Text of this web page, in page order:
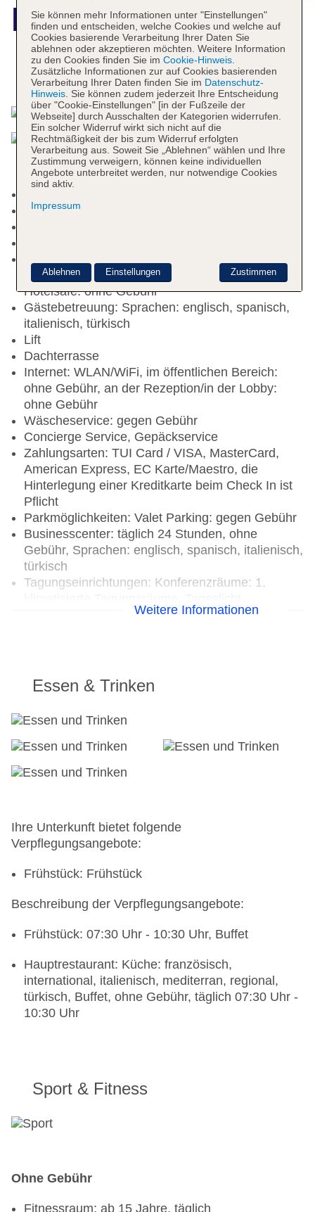
Fer Hotel Istanbul
Das bietet Ihre Unterkunft
Check-in Zeit ab 15:00 Uhr
englisch, spanisch, italienisch, türkisch,
Hotelsafe: ohne Gebühr
Gästebetreuung: Sprachen: englisch, spanisch,
italienisch, türkisch
Lift
Dachterrasse
Internet: WLAN/WiFi, im öffentlichen Bereich:
ohne Gebühr, an der Rezeption/in der Lobby:
ohne Gebühr
Wäscheservice: gegen Gebühr
Concierge Service, Gepäckservice
Zahlungsarten: TUI Card / VISA, MasterCard,
American Express, EC Karte/Maestro, die
Hinterlegung einer Kreditkarte beim Check In ist
Pflicht
Parkmöglichkeiten: Valet Parking: gegen Gebühr
Businesscenter: täglich 24 Stunden, ohne
Gebühr, Sprachen: englisch, spanisch, italienisch,
türkisch
Tagungseinrichtungen: Konferenzräume: 1,
Tagungsequipment: gegen Gebühr, Coffee
Weitere Informationen
Essen & Trinken
Ihre Unterkunft bietet folgende
Verpflegungsangebote:
Frühstück: Frühstück
Beschreibung der Verpflegungsangebote:
Frühstück: 07:30 Uhr - 10:30 Uhr, Buffet
Hauptrestaurant: Küche: französisch,
international, italienisch, mediterran, regional,
türkisch, Buffet, ohne Gebühr, täglich 07:30 Uhr -
10:30 Uhr
Sport & Fitness
Ohne Gebühr
Fitnessraum: ab 15 Jahre, täglich
Sie können mehr Informationen unter "Einstellungen"
finden und entscheiden, welche Cookies und welche auf
Cookies basierende Verarbeitung Ihrer Daten Sie
ablehnen oder akzeptieren möchten. Weitere Information
zu den Cookies finden Sie im Cookie-Hinweis.
Zusätzliche Informationen zur auf Cookies basierenden
Verarbeitung Ihrer Daten finden Sie im Datenschutz-
Hinweis. Sie können zudem jederzeit Ihre Entscheidung
über "Cookie-Einstellungen" [in der Fußzeile der
Webseite] durch Ausschalten der Kategorien widerrufen.
Ein solcher Widerruf wirkt sich nicht auf die
Rechtmäßigkeit der bis zum Widerruf erfolgten
Verarbeitung aus. Soweit Sie „Ablehnen“ wählen und Ihre
Zustimmung verweigern, können keine individuellen
Angebote unterbreitet werden, nur notwendige Cookies
sind aktiv.
Impressum
Zustimmen
Ablehnen Einstellungen